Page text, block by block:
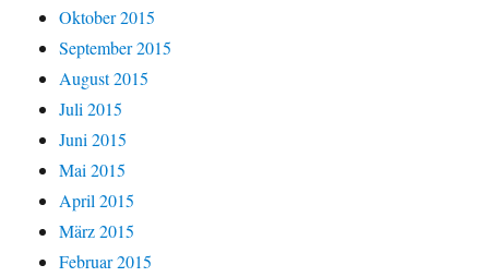
Oktober 2015
September 2015
August 2015
Juli 2015
Juni 2015
Mai 2015
April 2015
März 2015
Februar 2015